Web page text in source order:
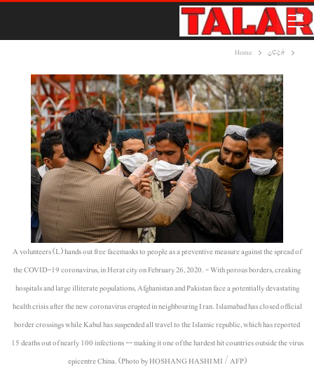
Home بلوچستان
A volunteers (L) hands out free facemasks to people as a preventive measure against the spread of
the COVID-19 coronavirus, in Herat city on February 26, 2020. - With porous borders, creaking
hospitals and large illiterate populations, Afghanistan and Pakistan face a potentially devastating
health crisis after the new coronavirus erupted in neighbouring Iran. Islamabad has closed official
border crossings while Kabul has suspended all travel to the Islamic republic, which has reported
15 deaths out of nearly 100 infections -- making it one of the hardest hit countries outside the virus
epicentre China. (Photo by HOSHANG HASHIMI / AFP)